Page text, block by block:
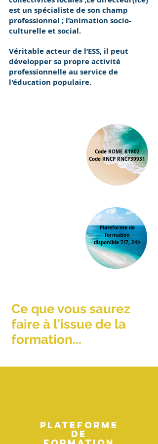
est un spécialiste de son champ
professionnel ; l’animation socio-
culturelle et social.
Véritable acteur de l’ESS, il peut
développer sa propre activité
professionnelle au service de
l'éducation populaire.
Code ROME K1802
Code RNCP RNCP39931
Plateforme de
formation
disponible 7/7, 24h
Ce que vous saurez
faire à l'issue de la
formation...
Plateforme
de